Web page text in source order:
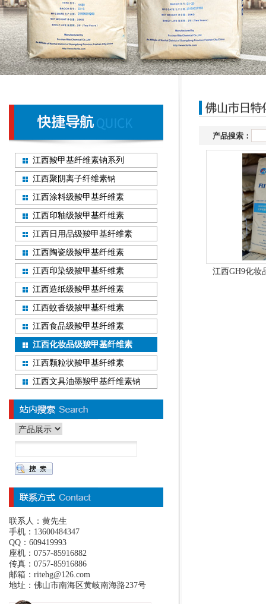
江西羧甲基纤维素钠系列
江西聚阴离子纤维素钠
江西涂料级羧甲基纤维素
江西印釉级羧甲基纤维素
江西日用品级羧甲基纤维素
江西陶瓷级羧甲基纤维素
江西印染级羧甲基纤维素
江西造纸级羧甲基纤维素
江西蚊香级羧甲基纤维素
江西食品级羧甲基纤维素
江西化妆品级羧甲基纤维素
江西颗粒状羧甲基纤维素
江西文具油墨羧甲基纤维素钠
联系人：黄先生
手机：13600484347
QQ：609419993
座机：0757-85916882
传真：0757-85916886
邮箱：ritehg@126.com
地址：佛山市南海区黄岐南海路237号
产品搜索：
江西GH9化妆